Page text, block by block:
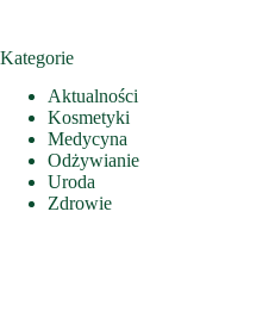
Kategorie
Aktualności
Kosmetyki
Medycyna
Odżywianie
Uroda
Zdrowie